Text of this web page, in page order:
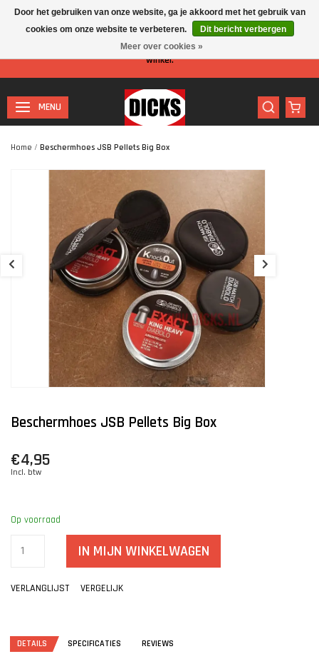
Let op: I.v.m. de zomervakantie is er minder personeel aanwezig in de
winkel.
MENU
Home / Beschermhoes JSB Pellets Big Box
Beschermhoes JSB Pellets Big Box
€4,95
Incl. btw
Op voorraad
IN MIJN WINKELWAGEN
VERLANGLIJST VERGELIJK
DETAILS SPECIFICATIES REVIEWS
Door het gebruiken van onze website, ga je akkoord met het gebruik van
cookies om onze website te verbeteren.
Dit bericht verbergen
Meer over cookies »